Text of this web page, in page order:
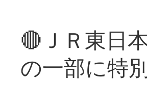
🔴ＪＲ東日
の一部に特